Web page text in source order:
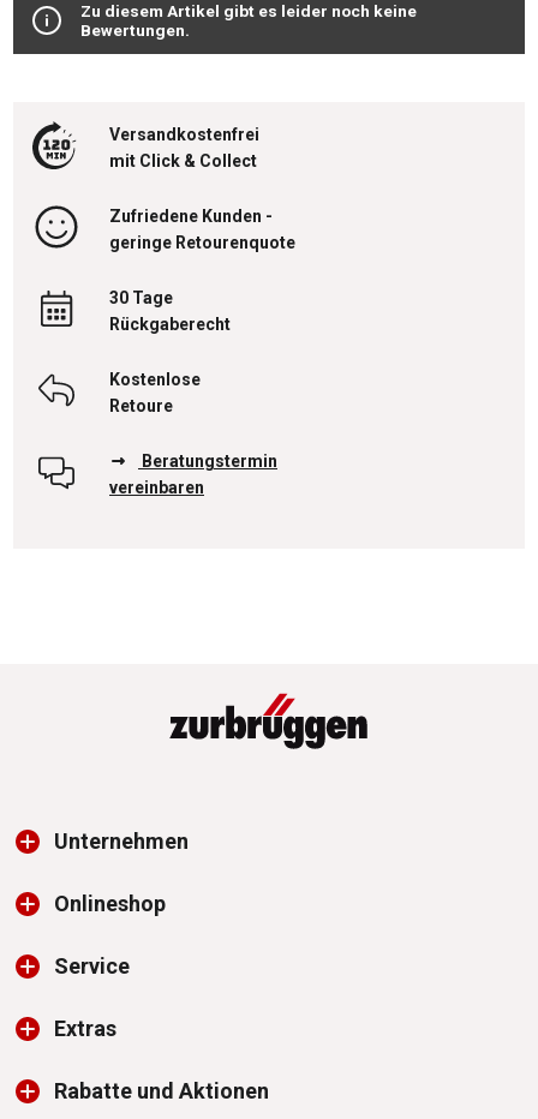
Zu diesem Artikel gibt es leider noch keine
Bewertungen.
Versandkostenfrei
mit Click & Collect
Zufriedene Kunden -
geringe Retourenquote
30 Tage
Rückgaberecht
Kostenlose
Retoure
Beratungstermin
vereinbaren
Unternehmen
Onlineshop
Service
Extras
Rabatte und Aktionen